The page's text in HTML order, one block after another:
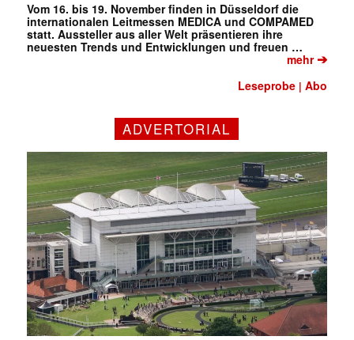
Vom 16. bis 19. November finden in Düsseldorf die
internationalen Leitmessen MEDICA und COMPAMED
statt. Aussteller aus aller Welt präsentieren ihre
neuesten Trends und Entwicklungen und freuen …
mehr➔
Leseprobe |Abo
ADVERTORIAL